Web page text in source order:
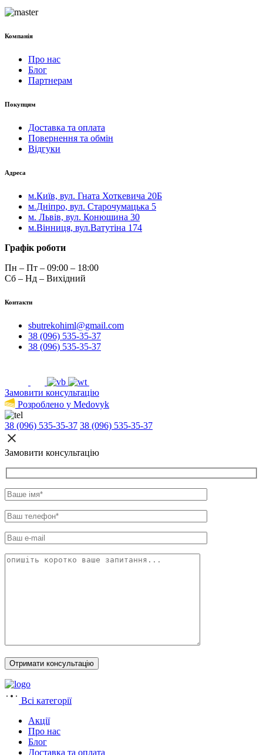
Компанія
Про нас
Блог
Партнерам
Покупцям
Доставка та оплата
Повернення та обмін
Відгуки
Адреса
м.Київ, вул. Гната Хоткевича 20Б
м.Дніпро, вул. Старочумацька 5
м. Львів, вул. Конюшина 30
м.Вінниця, вул.Ватутіна 174
Графік роботи
Пн – Пт – 09:00 – 18:00
Сб – Нд – Вихідний
Контакти
sbutrekohiml@gmail.com
38 (096) 535-35-37
38 (096) 535-35-37
Замовити консультацію
Розроблено у Medovyk
38 (096) 535-35-37 38 (096) 535-35-37
Замовити консультацію
Всі категорії
Акції
Про нас
Блог
Доставка та оплата